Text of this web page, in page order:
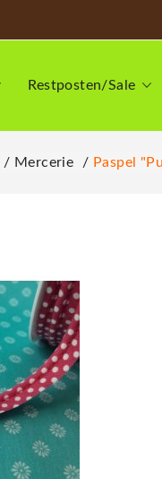
Restposten/Sale
Mercerie Paspel